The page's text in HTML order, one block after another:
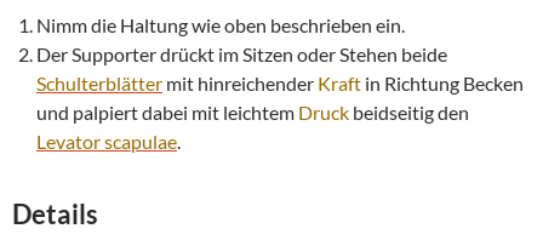
Nimm die Haltung wie oben beschrieben ein.
Der Supporter drückt im Sitzen oder Stehen beide
Schulterblätter mit hinreichender Kraft in Richtung Becken
und palpiert dabei mit leichtem Druck beidseitig den
Levator scapulae.
Details